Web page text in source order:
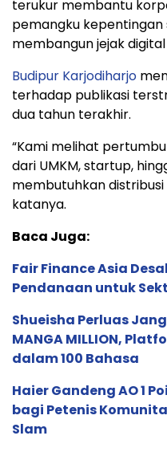
terukur membantu
pemangku
membangun jejak
Budipur Karjodiharjo
terhadap publikasi
dua tahun terakhir.
“Kami melihat
dari UMKM, startup,
membutuhkan
katanya.
Baca Juga:
Fair Finance Asia
Pendanaan untuk
Shueisha Perluas
MANGA MILLION,
dalam 100 Bahasa
Haier Gandeng AO 1
bagi Petenis
Slam